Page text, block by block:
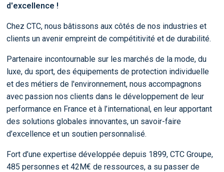
d'excellence !
Chez CTC, nous bâtissons aux côtés de nos industries et
clients un avenir empreint de compétitivité et de durabilité.
Partenaire incontournable sur les marchés de la mode, du
luxe, du sport, des équipements de protection individuelle
et des métiers de l'environnement, nous accompagnons
avec passion nos clients dans le développement de leur
performance en France et à l’international, en leur apportant
des solutions globales innovantes, un savoir-faire
d’excellence et un soutien personnalisé.
Fort d’une expertise développée depuis 1899, CTC Groupe,
485 personnes et 42M€ de ressources, a su passer de